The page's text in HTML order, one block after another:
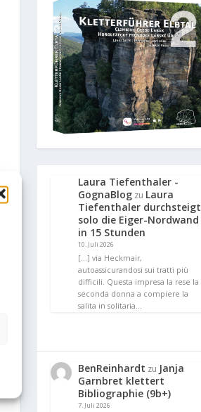
Laura Tiefenthaler -
GognaBlog zu Laura
Tiefenthaler durchsteigt
solo die Eiger-Nordwand
in 15 Stunden
10. Juli 2026
[…] via Heckmair,
autoassicurandosi sui tratti più
difficili. Questa impresa la rese la
seconda donna a compiere la
salita in solitaria…
BenReinhardt zu Janja
Garnbret klettert
Bibliographie (9b+)
7. Juli 2026